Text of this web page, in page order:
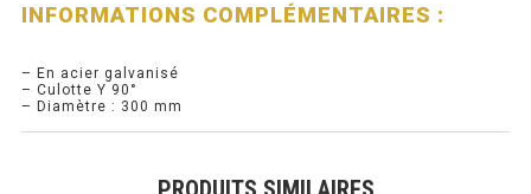
MEUBLE À PIZZA
INFORMATIONS COMPLÉMENTAIRES :
– En acier galvanisé
– Culotte Y 90°
– Diamètre : 300 mm